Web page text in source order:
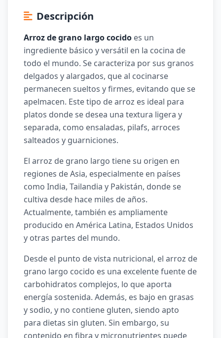
Descripción
Arroz de grano largo cocido es un
ingrediente básico y versátil en la cocina de
todo el mundo. Se caracteriza por sus granos
delgados y alargados, que al cocinarse
permanecen sueltos y firmes, evitando que se
apelmacen. Este tipo de arroz es ideal para
platos donde se desea una textura ligera y
separada, como ensaladas, pilafs, arroces
salteados y guarniciones.
El arroz de grano largo tiene su origen en
regiones de Asia, especialmente en países
como India, Tailandia y Pakistán, donde se
cultiva desde hace miles de años.
Actualmente, también es ampliamente
producido en América Latina, Estados Unidos
y otras partes del mundo.
Desde el punto de vista nutricional, el arroz de
grano largo cocido es una excelente fuente de
carbohidratos complejos, lo que aporta
energía sostenida. Además, es bajo en grasas
y sodio, y no contiene gluten, siendo apto
para dietas sin gluten. Sin embargo, su
contenido en fibra y micronutrientes puede